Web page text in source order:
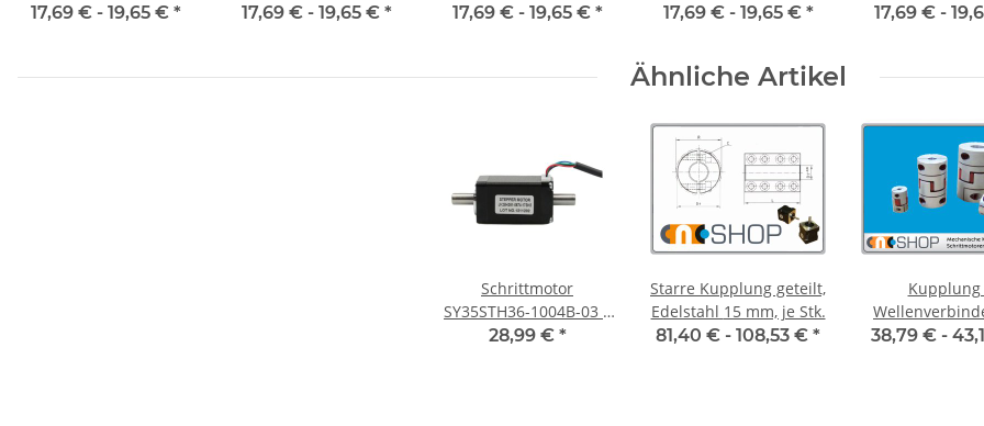
Klemmnaben WSV-K 16
17,69 € - 19,65 € *
Klemmnaben WSV-K 16
17,69 € - 19,65 € *
Klemmnaben WSV-K 16
17,69 € - 19,65 € *
Klemmnaben WSV-K 16
17,69 € - 19,65 € *
Klemmnaben
17,69 € -
Ähnliche Artikel
Schrittmotor
SY35STH36-1004B-03 –
NEMA 14 1,0A 36mm
28,99 € *
Starre Kupplung geteilt,
Edelstahl 15 mm, je Stk.
81,40 € - 108,53 € *
Kupplung
Klemmnaben
38,79 € -